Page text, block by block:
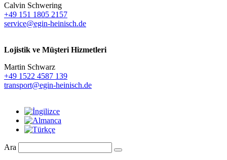
Calvin Schwering
+49 151 1805 2157
service@egin-heinisch.de
Lojistik ve Müşteri Hizmetleri
Martin Schwarz
+49 1522 4587 139
transport@egin-heinisch.de
Ara